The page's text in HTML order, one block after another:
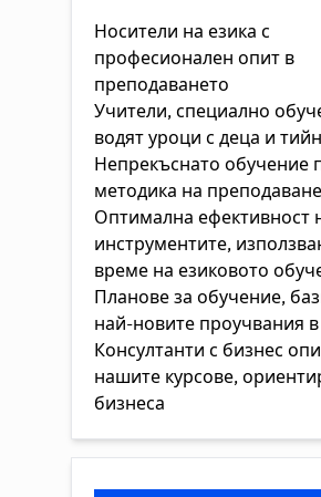
Носители на езика с
професионален опит в
преподаването
Учители, специално
водят уроци с деца и
Непрекъснато обучение
методика на
Оптимална ефективност
инструментите,
време на езиковото
Планове за обучение,
най-новите проучвания в
Консултанти с бизнес
нашите курсове,
бизнеса